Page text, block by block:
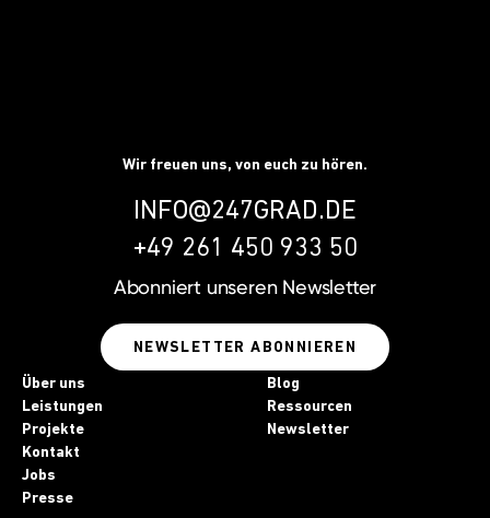
Wir freuen uns, von euch zu hören.
INFO@247GRAD.DE
+49 261 450 933 50
Abonniert unseren Newsletter
NEWSLETTER ABONNIEREN
Über uns
Leistungen
Projekte
Kontakt
Jobs
Presse
Blog
Ressourcen
Newsletter